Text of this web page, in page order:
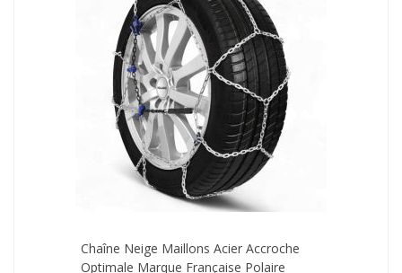
Chaîne Neige Maillons Acier Accroche
Optimale Marque Française Polaire